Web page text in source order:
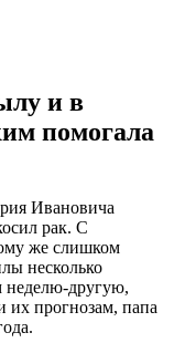
и в
помогала
Ивановича
рак. С
же слишком
несколько
неделю-другую,
их прогнозам, папа